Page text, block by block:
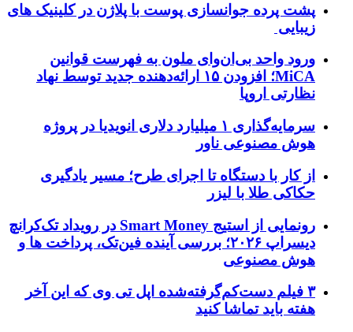
پشت پرده جوانسازی پوست با پلاژن در کلینیک های
زیبایی
ورود واحد بی‌ان‌وای ملون به فهرست قوانین
MiCA؛ افزودن ۱۵ ارائه‌دهنده جدید توسط نهاد
نظارتی اروپا
سرمایه‌گذاری ۱ میلیارد دلاری انویدیا در پروژه
هوش مصنوعی ناور
از کار با دستگاه تا اجرای طرح؛ مسیر یادگیری
حکاکی طلا با لیزر
رونمایی از استیج Smart Money در رویداد تک‌کرانچ
دیسراپ ۲۰۲۶؛ بررسی آینده فین‌تک، پرداخت‌ ها و
هوش مصنوعی
۳ فیلم دست‌کم‌گرفته‌شده اپل تی وی که این آخر
هفته باید تماشا کنید